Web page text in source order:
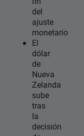
del
ajuste
monetario
El
dólar
de
Nueva
Zelanda
sube
tras
la
decisión